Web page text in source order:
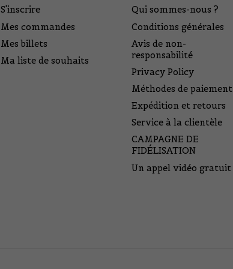
S'inscrire
Mes commandes
Mes billets
Ma liste de souhaits
Qui sommes-nous ?
Conditions générales
Avis de non-
responsabilité
Privacy Policy
Méthodes de paiement
Expédition et retours
Service à la clientèle
CAMPAGNE DE
FIDÉLISATION
Un appel vidéo gratuit